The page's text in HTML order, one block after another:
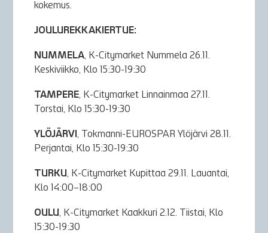
kokemus.
JOULUREKKAKIERTUE:
NUMMELA, K-Citymarket Nummela 26.11.
Keskiviikko, Klo 15:30-19:30
TAMPERE, K-Citymarket Linnainmaa 27.11.
Torstai, Klo 15:30-19:30
YLÖJÄRVI, Tokmanni-EUROSPAR Ylöjärvi 28.11.
Perjantai, Klo 15:30-19:30
TURKU, K-Citymarket Kupittaa 29.11. Lauantai,
Klo 14:00–18:00
OULU, K-Citymarket Kaakkuri 2.12. Tiistai, Klo
15:30-19:30